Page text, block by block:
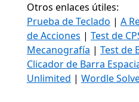
Otros enlaces útiles:
Prueba de Teclado | A
de Acciones | Test de
Mecanografía | Test de
Clicador de Barra
Unlimited | Wordle